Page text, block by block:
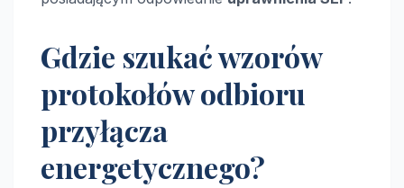
Gdzie szukać wzorów
protokołów odbioru
przyłącza
energetycznego?